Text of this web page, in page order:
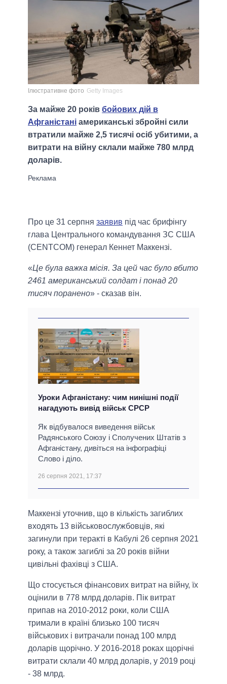
Ілюстративне фото Getty Images
За майже 20 років бойових дій в
Афганістані американські збройні сили
втратили майже 2,5 тисячі осіб убитими, а
витрати на війну склали майже 780 млрд
доларів.
Про це 31 серпня заявив під час брифінгу
глава Центрального командування ЗС США
(CENTCOM) генерал Кеннет Маккензі.
«Це була важка місія. За цей час було вбито
2461 американський солдат і понад 20
тисяч поранено» - сказав він.
Уроки Афганістану: чим нинішні події
нагадують вивід військ СРСР
Як відбувалося виведення військ
Радянського Союзу і Сполучених Штатів з
Афганістану, дивіться на інфографіці
Слово і діло.
26 серпня 2021, 17:37
Маккензі уточнив, що в кількість загиблих
входять 13 військовослужбовців, які
загинули при теракті в Кабулі 26 серпня 2021
року, а також загиблі за 20 років війни
цивільні фахівці з США.
Що стосується фінансових витрат на війну, їх
оцінили в 778 млрд доларів. Пік витрат
припав на 2010-2012 роки, коли США
тримали в країні близько 100 тисяч
військових і витрачали понад 100 млрд
доларів щорічно. У 2016-2018 роках щорічні
витрати склали 40 млрд доларів, у 2019 році
- 38 млрд.